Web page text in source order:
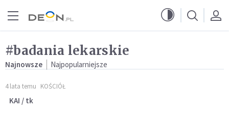
#badania lekarskie
Najnowsze Najpopularniejsze
4 lata temu KOŚCIÓŁ
KAI / tk